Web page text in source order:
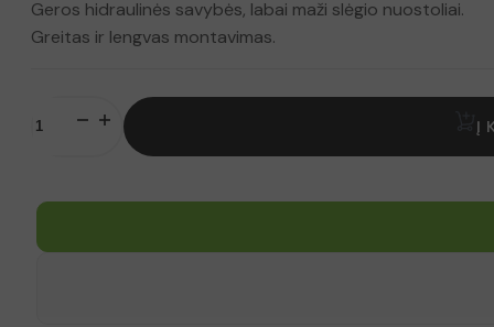
Geros hidraulinės savybės, labai maži slėgio nuostoliai.
Greitas ir lengvas montavimas.
kiekis:
Į